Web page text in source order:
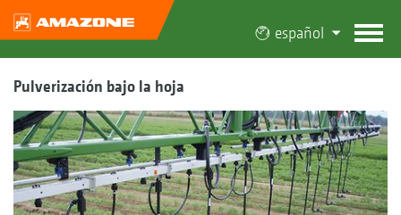
español
Pulverización bajo la hoja